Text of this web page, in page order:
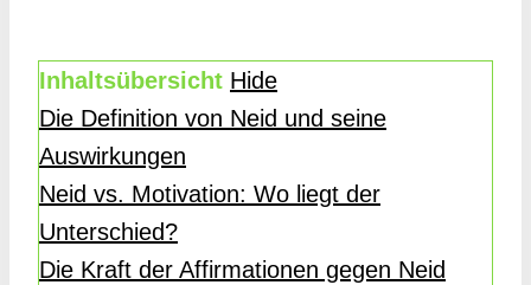
Inhaltsübersicht Hide
Die Definition von Neid und seine
Auswirkungen
Neid vs. Motivation: Wo liegt der
Unterschied?
Die Kraft der Affirmationen gegen Neid